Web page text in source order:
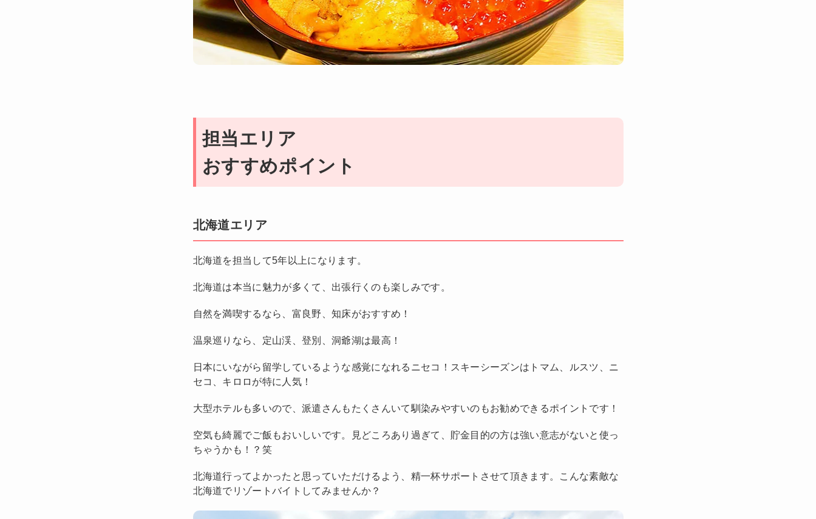
担当エリア
おすすめポイント
北海道エリア
北海道を担当して5年以上になります。
北海道は本当に魅力が多くて、出張行くのも楽しみです。
自然を満喫するなら、富良野、知床がおすすめ！
温泉巡りなら、定山渓、登別、洞爺湖は最高！
日本にいながら留学しているような感覚になれるニセコ！スキーシーズンはトマム、ルスツ、ニ
セコ、キロロが特に人気！
大型ホテルも多いので、派遣さんもたくさんいて馴染みやすいのもお勧めできるポイントです！
空気も綺麗でご飯もおいしいです。見どころあり過ぎて、貯金目的の方は強い意志がないと使っ
ちゃうかも！？笑
北海道行ってよかったと思っていただけるよう、精一杯サポートさせて頂きます。こんな素敵な
北海道でリゾートバイトしてみませんか？